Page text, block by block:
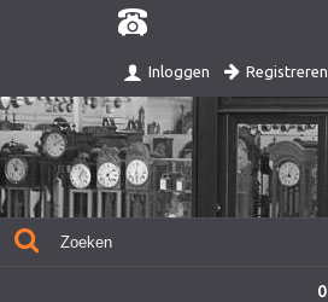
Inloggen Registreren